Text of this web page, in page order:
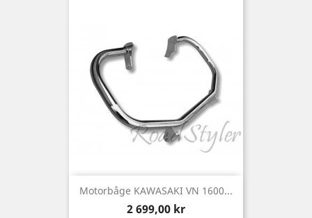
Motorbåge KAWASAKI VN 1600...
Pris
2 699,00 kr